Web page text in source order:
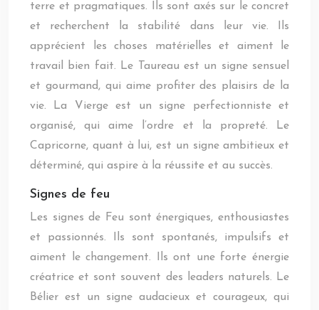
terre et pragmatiques. Ils sont axés sur le concret
et recherchent la stabilité dans leur vie. Ils
apprécient les choses matérielles et aiment le
travail bien fait. Le Taureau est un signe sensuel
et gourmand, qui aime profiter des plaisirs de la
vie. La Vierge est un signe perfectionniste et
organisé, qui aime l’ordre et la propreté. Le
Capricorne, quant à lui, est un signe ambitieux et
déterminé, qui aspire à la réussite et au succès.
Signes de feu
Les signes de Feu sont énergiques, enthousiastes
et passionnés. Ils sont spontanés, impulsifs et
aiment le changement. Ils ont une forte énergie
créatrice et sont souvent des leaders naturels. Le
Bélier est un signe audacieux et courageux, qui